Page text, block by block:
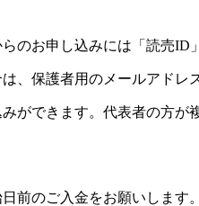
のお申し込みには「読売ID
保護者用のメールアドレ
ができます。代表者の方
前のご入金をお願いします。